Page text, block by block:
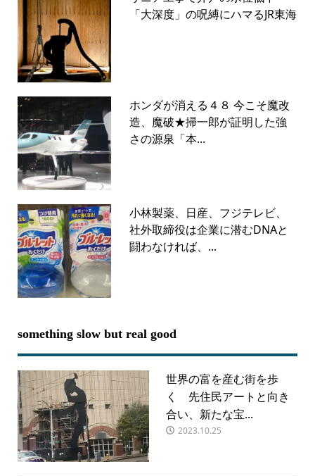
「大深度」の呪縛にハマるJR東海
ホンダが消える４８ 今こそ魔改
造、魔破★掃一郎が証明した強
さの源泉「本...
小林製薬、日産、フジテレビ、
社外取締役は企業に潜むDNAと
闘わなければ、...
something slow but real good
世界の富を産む街を歩
く 先住民アートと向き
合い、新たな宝...
2023.10.25